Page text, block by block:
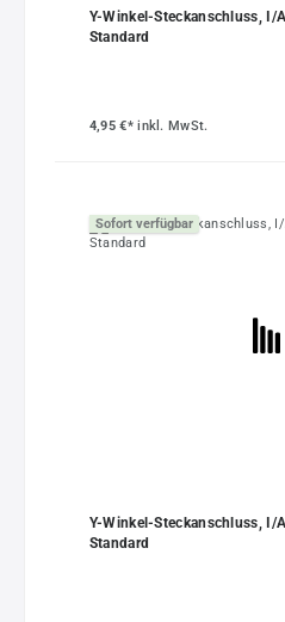
Y-Winkel-Steckanschluss, I/
Standard
4,95 €*inkl. MwSt.
Sofort verfügbar
Y-Winkel-Steckanschluss, I/
Standard